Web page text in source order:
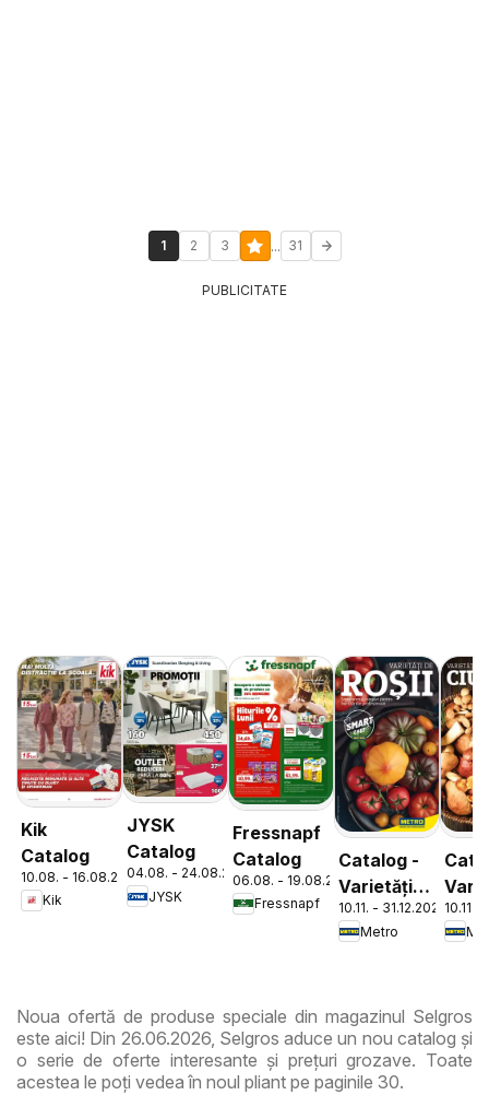
1 2 3 ... 31
PUBLICITATE
Kik
Catalog
10.08. - 16.08.2026
Kik
JYSK
Catalog
04.08. - 24.08.2026
JYSK
Fressnapf
Catalog
06.08. - 19.08.2026
Fressnapf
Catalog -
Varietăți
de Roșii
10.11. - 31.12.2026
Metro
de
10.11.
Noua ofertă de produse speciale din magazinul Selgros
este aici! Din 26.06.2026, Selgros aduce un nou catalog și
o serie de oferte interesante și prețuri grozave. Toate
acestea le poți vedea în noul pliant pe paginile 30.